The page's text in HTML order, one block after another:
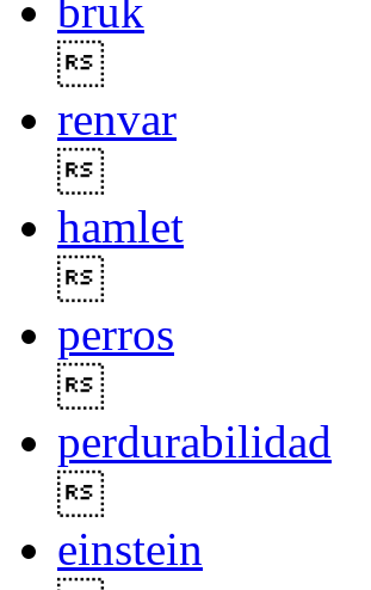
bruk
renvar
hamlet
perros
perdurabilidad
einstein